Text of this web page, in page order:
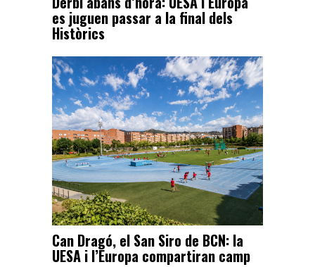
es juguen passar a la final dels
Històrics
Can Dragó, el San Siro de BCN: la
UESA i l’Europa compartiran camp